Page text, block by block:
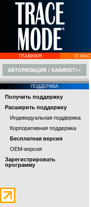
ГЛАВНАЯ О НАС
АВТОРИЗАЦИЯ / КАБИНЕТ>>
ПОДДЕРЖКА
Получить поддержку
Расширить поддержку
Индивидуальная поддержка
Корпоративная поддержка
Бесплатная версия
OEM-версия
Зарегистрировать
программу